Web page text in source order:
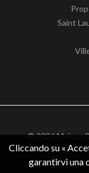
Saint
© 2026 Maison
personali–
Cliccando su «
garantirvi una